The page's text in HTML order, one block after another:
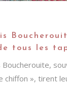
tous les
Boucherouite,
chiffon », tirent